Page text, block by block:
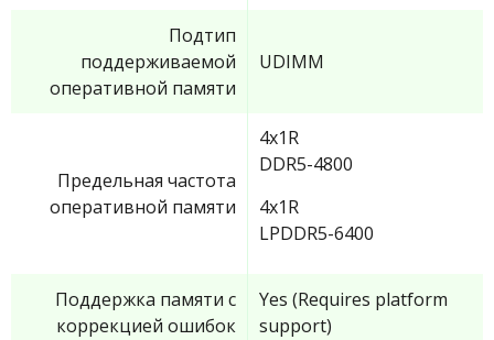
Подтип
поддерживаемой
оперативной памяти
UDIMM
Предельная частота
оперативной памяти
4x1R
DDR5-4800
4x1R
LPDDR5-6400
Поддержка памяти с
коррекцией ошибок
Yes (Requires platform
support)